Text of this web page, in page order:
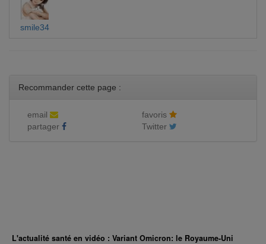
smile34
Recommander cette page :
email
favoris
partager
Twitter
L'actualité santé en vidéo : Variant Omicron: le Royaume-Uni